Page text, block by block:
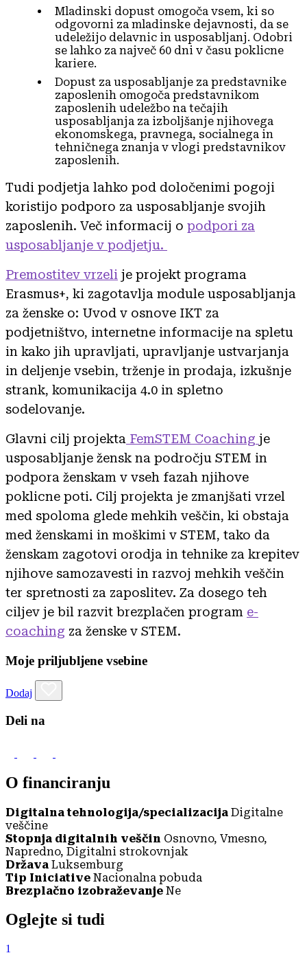
Mladinski dopust omogoča vsem, ki so
odgovorni za mladinske dejavnosti, da se
udeležijo delavnic in usposabljanj. Odobri
se lahko za največ 60 dni v času poklicne
kariere.
Dopust za usposabljanje za predstavnike
zaposlenih omogoča predstavnikom
zaposlenih udeležbo na tečajih
usposabljanja za izboljšanje njihovega
ekonomskega, pravnega, socialnega in
tehničnega znanja v vlogi predstavnikov
zaposlenih.
Tudi podjetja lahko pod določenimi pogoji
koristijo podporo za usposabljanje svojih
zaposlenih. Več informacij o podpori za
usposabljanje v podjetju.
Premostitev vrzeli je projekt programa
Erasmus+, ki zagotavlja module usposabljanja
za ženske o: Uvod v osnove IKT za
podjetništvo, internetne informacije na spletu
in kako jih upravljati, upravljanje ustvarjanja
in deljenje vsebin, trženje in prodaja, izkušnje
strank, komunikacija 4.0 in spletno
sodelovanje.
Glavni cilj projekta FemSTEM Coaching je
usposabljanje žensk na področju STEM in
podpora ženskam v vseh fazah njihove
poklicne poti. Cilj projekta je zmanjšati vrzel
med spoloma glede mehkih veščin, ki obstaja
med ženskami in moškimi v STEM, tako da
ženskam zagotovi orodja in tehnike za krepitev
njihove samozavesti in razvoj mehkih veščin
ter spretnosti za zaposlitev. Za dosego teh
ciljev je bil razvit brezplačen program e-
coaching za ženske v STEM.
Moje priljubljene vsebine
Dodaj
Deli na
O financiranju
Digitalna tehnologija/specializacija Digitalne
veščine
Stopnja digitalnih veščin Osnovno, Vmesno,
Napredno, Digitalni strokovnjak
Država Luksemburg
Tip Iniciative Nacionalna pobuda
Brezplačno izobraževanje Ne
Oglejte si tudi
1